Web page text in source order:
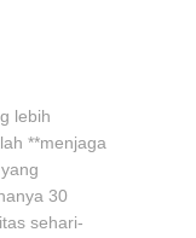
lebih
**menjaga
30
sehari-